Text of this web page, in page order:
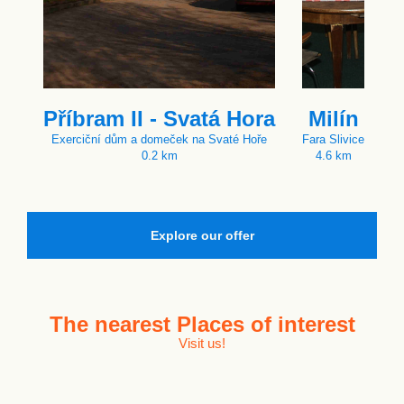
Příbram II - Svatá Hora
Exerciční dům a domeček na Svaté Hoře
0.2 km
Milín
Fara Slivice
4.6 km
Explore our offer
The nearest Places of interest
Visit us!